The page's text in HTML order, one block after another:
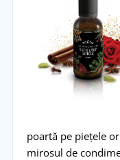
poartă pe piețele
mirosul de